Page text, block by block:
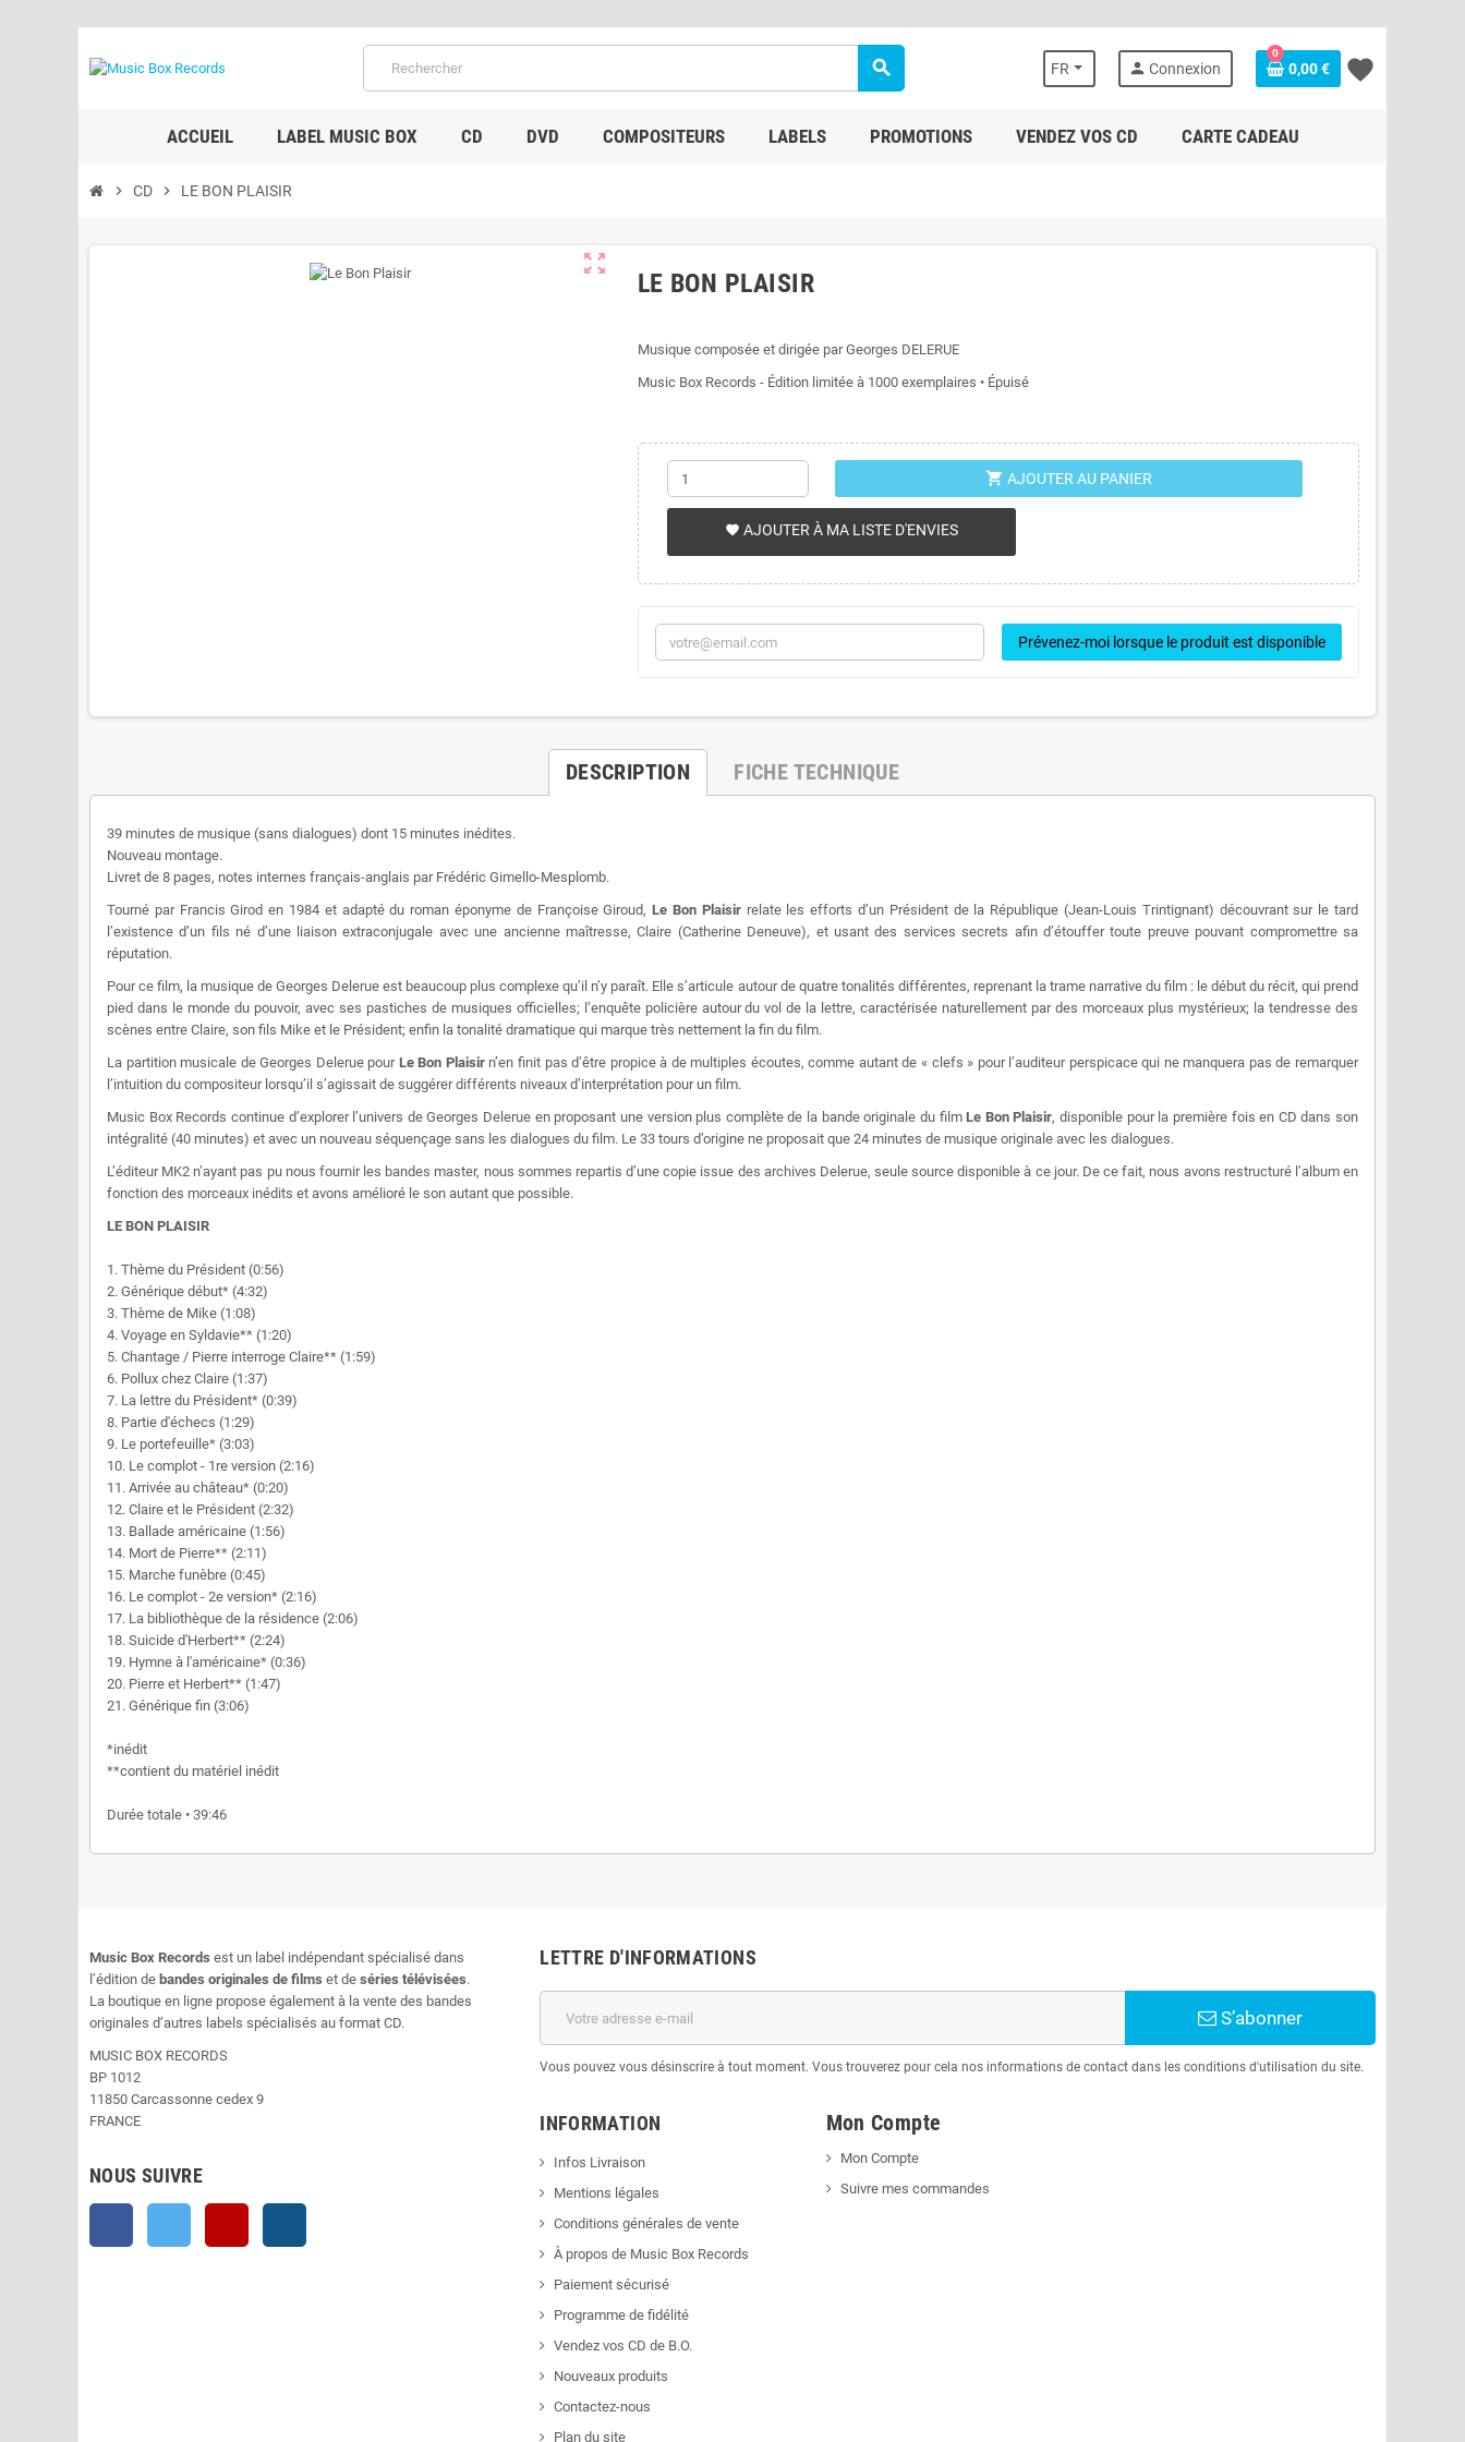
search FR person Connexion
0
0,00 € favorite
ACCUEIL LABEL MUSIC BOX CD DVD COMPOSITEURS LABELS PROMOTIONS VENDEZ VOS CD CARTE CADEAU
chevron_right CD chevron_right LE BON PLAISIR
zoom_out_map
LE BON PLAISIR
Musique composée et dirigée par Georges DELERUE
Music Box Records - Édition limitée à 1000 exemplaires • Épuisé
shopping_cart AJOUTER AU PANIER
favorite AJOUTER À MA LISTE D'ENVIES
Prévenez-moi lorsque le produit est disponible
DESCRIPTION FICHE TECHNIQUE
39 minutes de musique (sans dialogues) dont 15 minutes inédites.
Nouveau montage.
Livret de 8 pages, notes internes français-anglais par Frédéric Gimello-Mesplomb.
Tourné par Francis Girod en 1984 et adapté du roman éponyme de Françoise Giroud,Le Bon Plaisirrelate les efforts d’un Président de la République (Jean-Louis Trintignant) découvrant sur le tard
l’existence d’un fils né d’une liaison extraconjugale avec une ancienne maîtresse, Claire (Catherine Deneuve), et usant des services secrets afin d’étouffer toute preuve pouvant compromettre sa
réputation.
Pour ce film, la musique de Georges Delerue est beaucoup plus complexe qu’il n’y paraît. Elle s’articule autour de quatre tonalités différentes, reprenant la trame narrative du film : le début du récit, qui prend
pied dans le monde du pouvoir, avec ses pastiches de musiques officielles; l’enquête policière autour du vol de la lettre, caractérisée naturellement par des morceaux plus mystérieux; la tendresse des
scènes entre Claire, son fils Mike et le Président; enfin la tonalité dramatique qui marque très nettement la fin du film.
La partition musicale de Georges Delerue pour Le Bon Plaisirn’en finit pas d’être propice à de multiples écoutes, comme autant de « clefs » pour l’auditeur perspicace qui ne manquera pas de remarquer
l’intuition du compositeur lorsqu’il s’agissait de suggérer différents niveaux d’interprétation pour un film.
Music Box Records continue d’explorer l’univers de Georges Delerue en proposant une version plus complète de la bande originale du filmLe Bon Plaisir, disponible pour la première fois en CD dans son
intégralité (40 minutes) et avec un nouveau séquençage sans les dialogues du film. Le 33 tours d’origine ne proposait que 24 minutes de musique originale avec les dialogues.
L’éditeur MK2 n’ayant pas pu nous fournir les bandes master, nous sommes repartis d’une copie issue des archives Delerue, seule source disponible à ce jour. De ce fait, nous avons restructuré l’album en
fonction des morceaux inédits et avons amélioré le son autant que possible.
LE BON PLAISIR
1. Thème du Président (0:56)
2. Générique début* (4:32)
3. Thème de Mike (1:08)
4. Voyage en Syldavie** (1:20)
5. Chantage / Pierre interroge Claire** (1:59)
6. Pollux chez Claire (1:37)
7. La lettre du Président* (0:39)
8. Partie d'échecs (1:29)
9. Le portefeuille* (3:03)
10. Le complot - 1re version (2:16)
11. Arrivée au château* (0:20)
12. Claire et le Président (2:32)
13. Ballade américaine (1:56)
14. Mort de Pierre** (2:11)
15. Marche funèbre (0:45)
16. Le complot - 2e version* (2:16)
17. La bibliothèque de la résidence (2:06)
18. Suicide d'Herbert** (2:24)
19. Hymne à l'américaine* (0:36)
20. Pierre et Herbert** (1:47)
21. Générique fin (3:06)
*inédit
**contient du matériel inédit
Durée totale • 39:46
Music Box Records est un label indépendant spécialisé dans
l’édition de bandes originales de films et de séries télévisées.
La boutique en ligne propose également à la vente des bandes
originales d’autres labels spécialisés au format CD.
MUSIC BOX RECORDS
BP 1012
11850 Carcassonne cedex 9
FRANCE
NOUS SUIVRE
LETTRE D'INFORMATIONS
S’abonner
Vous pouvez vous désinscrire à tout moment. Vous trouverez pour cela nos informations de contact dans les conditions d'utilisation du site.
INFORMATION
Infos Livraison
Mentions légales
Conditions générales de vente
À propos de Music Box Records
Paiement sécurisé
Programme de fidélité
Vendez vos CD de B.O.
Nouveaux produits
Contactez-nous
Plan du site
Mon Compte
Mon Compte
Suivre mes commandes